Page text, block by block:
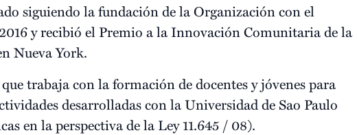
siguiendo la fundación de la Organización con el
y recibió el Premio a la Innovación Comunitaria de la
Nueva York.
trabaja con la formación de docentes y jóvenes para
desarrolladas con la Universidad de Sao Paulo
en la perspectiva de la Ley 11.645 / 08).